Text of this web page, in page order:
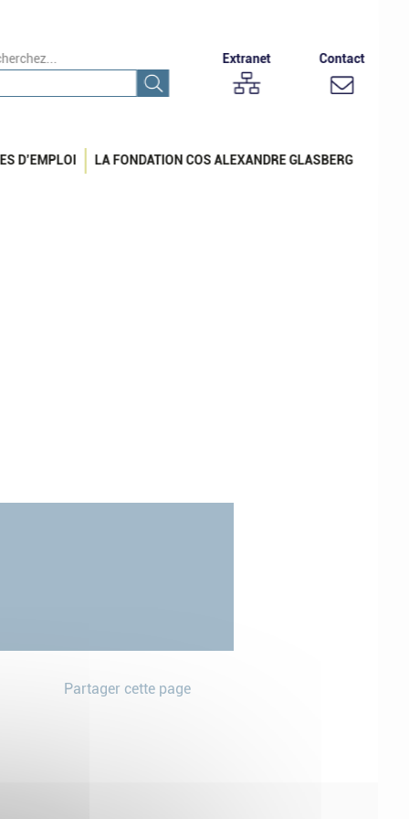
Extranet Contact
D’EMPLOI LA FONDATION COS ALEXANDRE GLASBERG
Partager cette page